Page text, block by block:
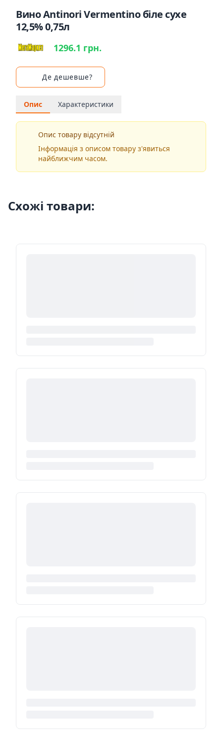
Вино Antinori Vermentino біле сухе
12,5% 0,75л
1296.1 грн.
Де дешевше?
Опис Характеристики
Опис товару відсутній
Інформація з описом товару з'явиться
найближчим часом.
Схожі товари: